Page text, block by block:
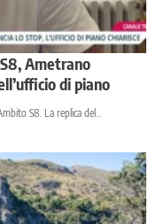
Ametrano
di piano
S8. La replica del…